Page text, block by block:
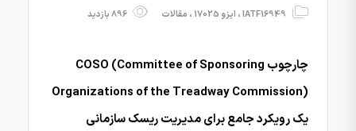
IATF16949، ایزو 17025 ، مقالات
چارچوب COSO (Committee of Sponsoring
Organizations of the Treadway Commission)
یک رویکرد جامع برای مدیریت ریسک سازمانی